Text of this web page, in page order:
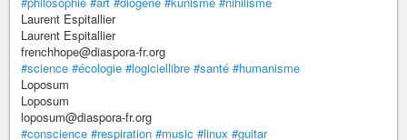
Laurent Espitallier
Laurent Espitallier
frenchhope@diaspora-fr.org
#science #écologie #logiciellibre #santé #humanisme
Loposum
Loposum
loposum@diaspora-fr.org
#conscience #respiration #music #linux #guitar